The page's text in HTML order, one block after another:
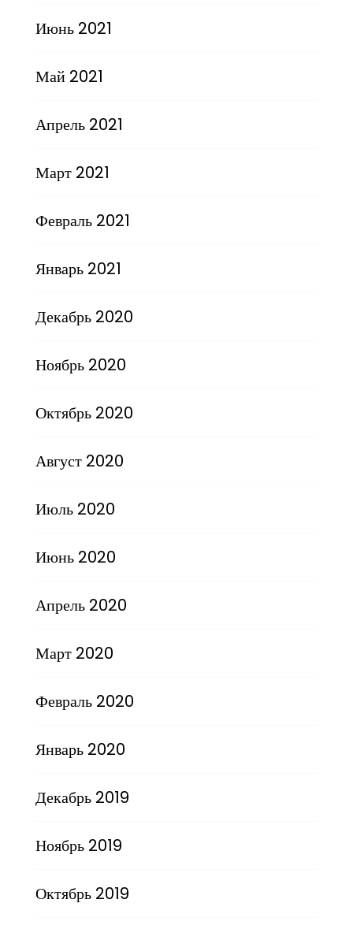
Июнь 2021
Май 2021
Апрель 2021
Март 2021
Февраль 2021
Январь 2021
Декабрь 2020
Ноябрь 2020
Октябрь 2020
Август 2020
Июль 2020
Июнь 2020
Апрель 2020
Март 2020
Февраль 2020
Январь 2020
Декабрь 2019
Ноябрь 2019
Октябрь 2019